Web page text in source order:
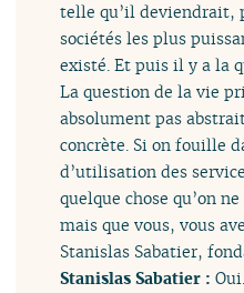
telle qu’il deviendrait,
sociétés les plus
existé. Et puis il y a la
La question de la vie
absolument pas
concrète. Si on fouille
d’utilisation des
quelque chose qu’on
mais que vous, vous
Stanislas Sabatier,
Stanislas Sabatier :